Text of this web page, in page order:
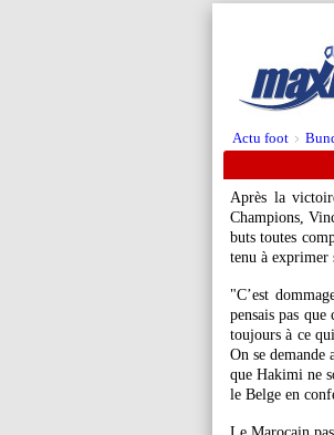
Actu foot >
Après la
Champions,
buts toutes
tenu à exprimer
"C’est
pensais pas
toujours à ce
On se
que Hakimi ne
le Belge en